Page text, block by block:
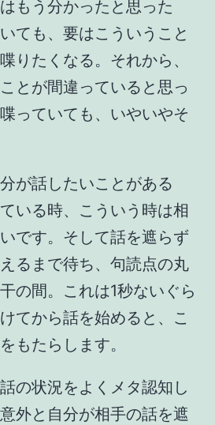
もう分かったと思った
ても、要はこういうこと
りたくなる。それから、
とが間違っていると思っ
っていても、いやいやそ
が話したいことがある
いる時、こういう時は相
です。そして話を遮らず
るまで待ち、句読点の丸
の間。これは1秒ないぐら
てから話を始めると、こ
もたらします。
の状況をよくメタ認知し
外と自分が相手の話を遮